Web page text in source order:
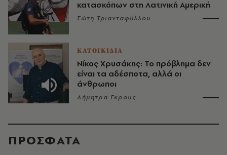
κατασκόπων στη Λατινική Αμερική
Σώτη Τριανταφύλλου
ΚΑΤΟΙΚΙΔΙΑ
Νίκος Χρυσάκης: Το πρόβλημα δεν
είναι τα αδέσποτα, αλλά οι
άνθρωποι
Δήμητρα Γκρους
ΠΡΟΣΦΑΤΑ